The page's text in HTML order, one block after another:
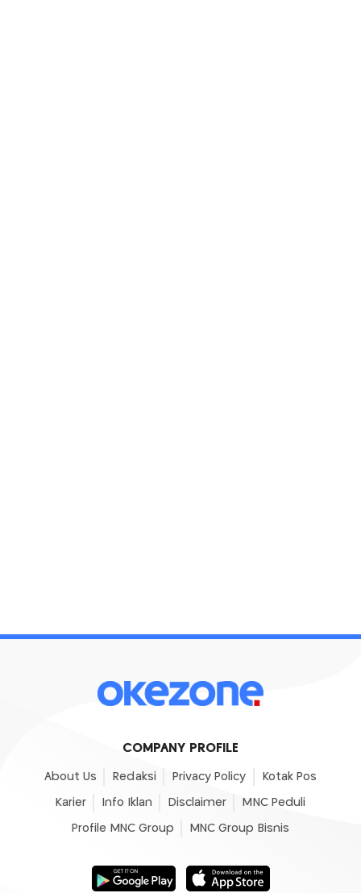
COMPANY PROFILE
About Us Redaksi Privacy Policy Kotak Pos
Karier Info Iklan Disclaimer MNC Peduli
Profile MNC Group MNC Group Bisnis